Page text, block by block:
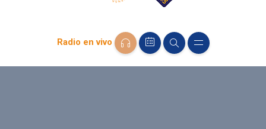
Radio en vivo